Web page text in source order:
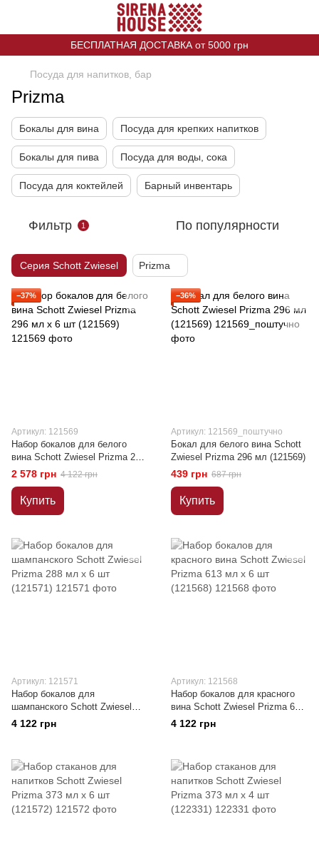
БЕСПЛАТНАЯ ДОСТАВКА от 5000 грн
Посуда для напитков, бар
Prizma
Бокалы для вина Посуда для крепких напитков
Бокалы для пива Посуда для воды, сока
Посуда для коктейлей Барный инвентарь
Фильтр 1 По популярности
Серия Schott Zwiesel Prizma
−37%
Артикул: 121569
Набор бокалов для белого
вина Schott Zwiesel Prizma 296
мл х 6 шт (121569)
2 578 грн 4 122 грн
Купить
−36%
Артикул: 121569_поштучно
Бокал для белого вина Schott
Zwiesel Prizma 296 мл (121569)
439 грн 687 грн
Купить
Артикул: 121571
Набор бокалов для
шампанского Schott Zwiesel
Prizma 288 мл х 6 шт (121571)
4 122 грн
Артикул: 121568
Набор бокалов для красного
вина Schott Zwiesel Prizma 613
мл х 6 шт (121568)
4 122 грн